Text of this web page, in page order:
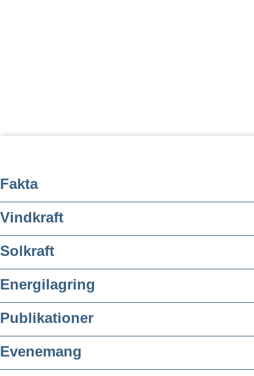
Fakta
Vindkraft
Solkraft
Energilagring
Publikationer
Evenemang